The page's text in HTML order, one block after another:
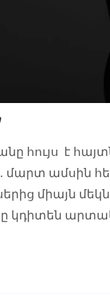
հույս է
մարտ ամսին
միայն
կդիտեն